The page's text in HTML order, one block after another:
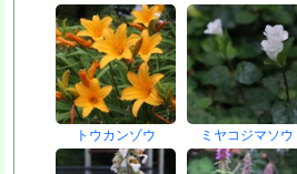
トウカンゾウ ミヤコジマソウ